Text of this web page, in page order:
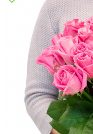
Харьков
Херсон